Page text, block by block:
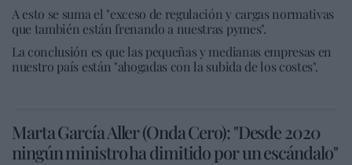
A esto se suma el "exceso de regulación y cargas normativas
que también están frenando a nuestras pymes".
La conclusión es que las pequeñas y medianas empresas en
nuestro país están "ahogadas con la subida de los costes".
Marta García Aller (Onda Cero): "Desde 2020
ningún ministro ha dimitido por un escándalo"